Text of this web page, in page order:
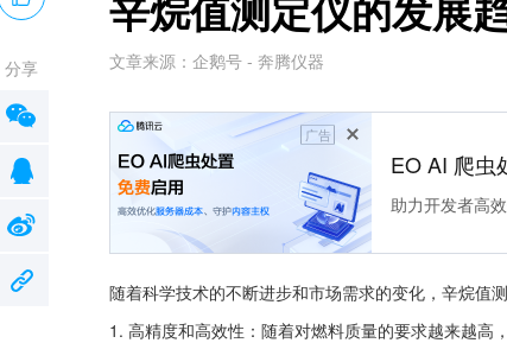
文章来源： 企鹅号 - 奔腾仪器
广告
EO AI 爬虫
助力开发者高
随着科学技术的不断进步和市场需求的变化，辛烷值
1. 高精度和高效性：随着对燃料质量的要求越来越高
分享